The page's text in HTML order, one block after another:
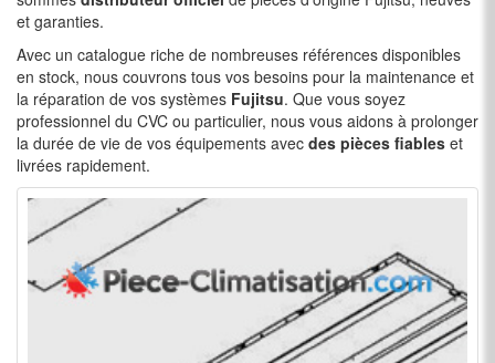
et garanties.
Avec un catalogue riche de nombreuses références disponibles
en stock, nous couvrons tous vos besoins pour la maintenance et
la réparation de vos systèmes Fujitsu. Que vous soyez
professionnel du CVC ou particulier, nous vous aidons à prolonger
la durée de vie de vos équipements avec des pièces fiables et
livrées rapidement.